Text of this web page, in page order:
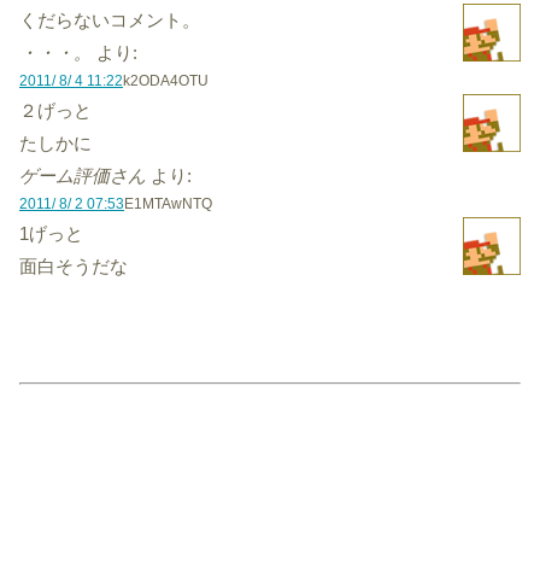
くだらないコメント。
・・・。
より:
2011/ 8/ 4 11:22k2ODA4OTU
２げっと
たしかに
ゲーム評価さん より:
2011/ 8/ 2 07:53E1MTAwNTQ
1げっと
面白そうだな